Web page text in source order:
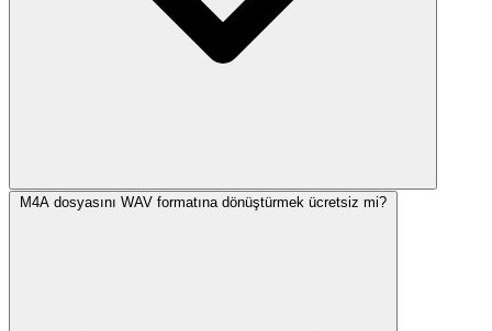
M4A dosyasını WAV formatına dönüştürmek ücretsiz mi?